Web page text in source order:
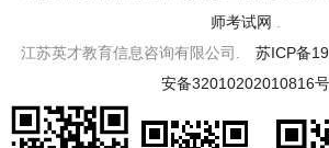
师考试网
江苏英才教育信息咨询有限公司. 苏ICP备
安备32010202010816号